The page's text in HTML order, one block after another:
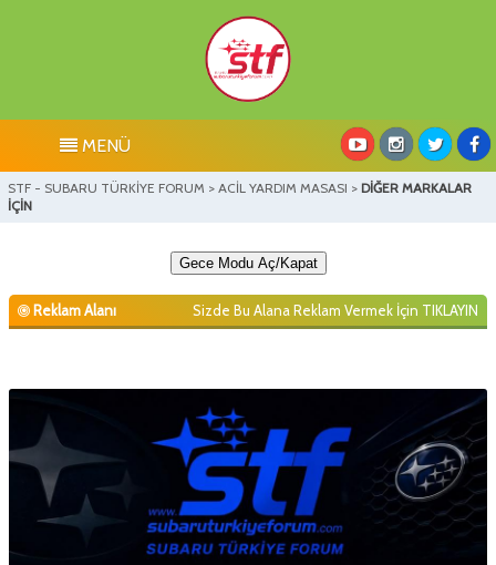
MENÜ
STF - SUBARU TÜRKİYE FORUM > ACİL YARDIM MASASI > DİĞER MARKALAR
İÇİN
Gece Modu Aç/Kapat
Reklam Alanı Sizde Bu Alana Reklam Vermek İçin TIKLAYIN